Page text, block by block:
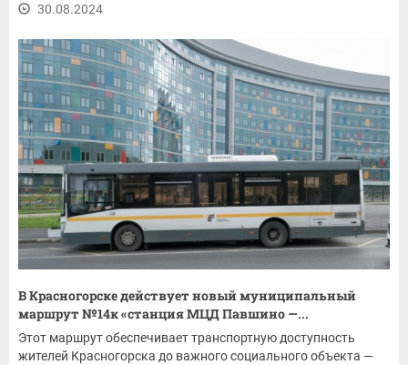
30.08.2024
В Красногорске действует новый муниципальный
маршрут №14к «станция МЦД Павшино —...
Этот маршрут обеспечивает транспортную доступность
жителей Красногорска до важного социального объекта —